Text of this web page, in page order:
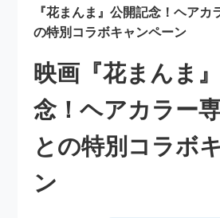
『花まんま』公開記念！ヘアカ
の特別コラボキャンペーン
映画『花まんま
念！ヘアカラー
との特別コラボ
ン